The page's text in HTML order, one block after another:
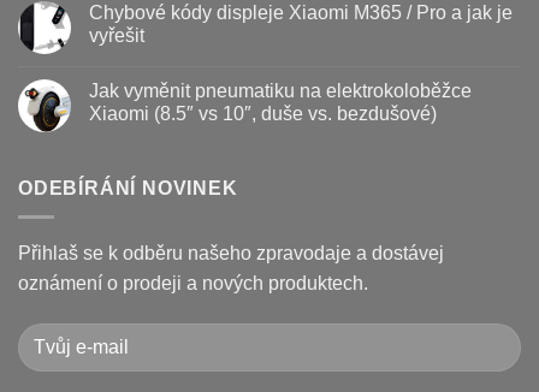
jak
prodloužit
životnost
vyměnit
brzdové
destičky
na
koloběžce
u
textu
s
poruchy
koloběžek
Kugoo
opravit
Chybové kódy displeje Xiaomi M365 / Pro a jak je
vyřešit
textu
s
displeje
Xiaomi
Pro
a
jak
je
Jak vyměnit pneumatiku na elektrokoloběžce
Xiaomi (8.5″ vs 10″, duše vs. bezdušové)
textu
s
vyměnit
pneumatiku
na
elektrokoloběžce
(8.5″
vs
10″,
duše
ODEBÍRÁNÍ NOVINEK
Přihlaš se k odběru našeho zpravodaje a dostávej
oznámení o prodeji a nových produktech.